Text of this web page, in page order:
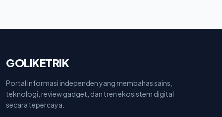
GOLIKETRIK
Portal informasi independen yang membahas sains,
teknologi, review gadget, dan tren ekosistem digital
secara tepercaya.